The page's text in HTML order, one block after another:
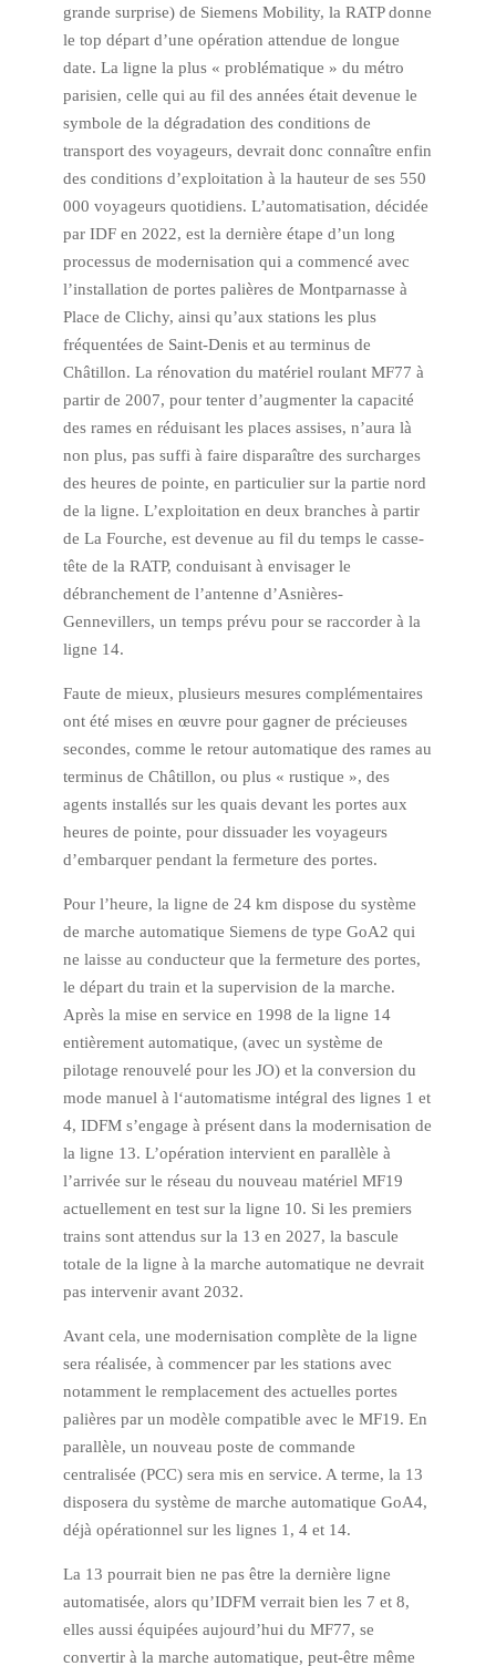
grande surprise) de Siemens Mobility, la RATP donne
le top départ d’une opération attendue de longue
date. La ligne la plus « problématique » du métro
parisien, celle qui au fil des années était devenue le
symbole de la dégradation des conditions de
transport des voyageurs, devrait donc connaître enfin
des conditions d’exploitation à la hauteur de ses 550
000 voyageurs quotidiens. L’automatisation, décidée
par IDF en 2022, est la dernière étape d’un long
processus de modernisation qui a commencé avec
l’installation de portes palières de Montparnasse à
Place de Clichy, ainsi qu’aux stations les plus
fréquentées de Saint-Denis et au terminus de
Châtillon. La rénovation du matériel roulant MF77 à
partir de 2007, pour tenter d’augmenter la capacité
des rames en réduisant les places assises, n’aura là
non plus, pas suffi à faire disparaître des surcharges
des heures de pointe, en particulier sur la partie nord
de la ligne. L’exploitation en deux branches à partir
de La Fourche, est devenue au fil du temps le casse-
tête de la RATP, conduisant à envisager le
débranchement de l’antenne d’Asnières-
Gennevillers, un temps prévu pour se raccorder à la
ligne 14.
Faute de mieux, plusieurs mesures complémentaires
ont été mises en œuvre pour gagner de précieuses
secondes, comme le retour automatique des rames au
terminus de Châtillon, ou plus « rustique », des
agents installés sur les quais devant les portes aux
heures de pointe, pour dissuader les voyageurs
d’embarquer pendant la fermeture des portes.
Pour l’heure, la ligne de 24 km dispose du système
de marche automatique Siemens de type GoA2 qui
ne laisse au conducteur que la fermeture des portes,
le départ du train et la supervision de la marche.
Après la mise en service en 1998 de la ligne 14
entièrement automatique, (avec un système de
pilotage renouvelé pour les JO) et la conversion du
mode manuel à l‘automatisme intégral des lignes 1 et
4, IDFM s’engage à présent dans la modernisation de
la ligne 13. L’opération intervient en parallèle à
l’arrivée sur le réseau du nouveau matériel MF19
actuellement en test sur la ligne 10. Si les premiers
trains sont attendus sur la 13 en 2027, la bascule
totale de la ligne à la marche automatique ne devrait
pas intervenir avant 2032.
Avant cela, une modernisation complète de la ligne
sera réalisée, à commencer par les stations avec
notamment le remplacement des actuelles portes
palières par un modèle compatible avec le MF19. En
parallèle, un nouveau poste de commande
centralisée (PCC) sera mis en service. A terme, la 13
disposera du système de marche automatique GoA4,
déjà opérationnel sur les lignes 1, 4 et 14.
La 13 pourrait bien ne pas être la dernière ligne
automatisée, alors qu’IDFM verrait bien les 7 et 8,
elles aussi équipées aujourd’hui du MF77, se
convertir à la marche automatique, peut-être même